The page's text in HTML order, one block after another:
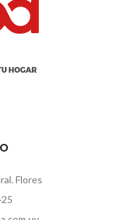
Flores